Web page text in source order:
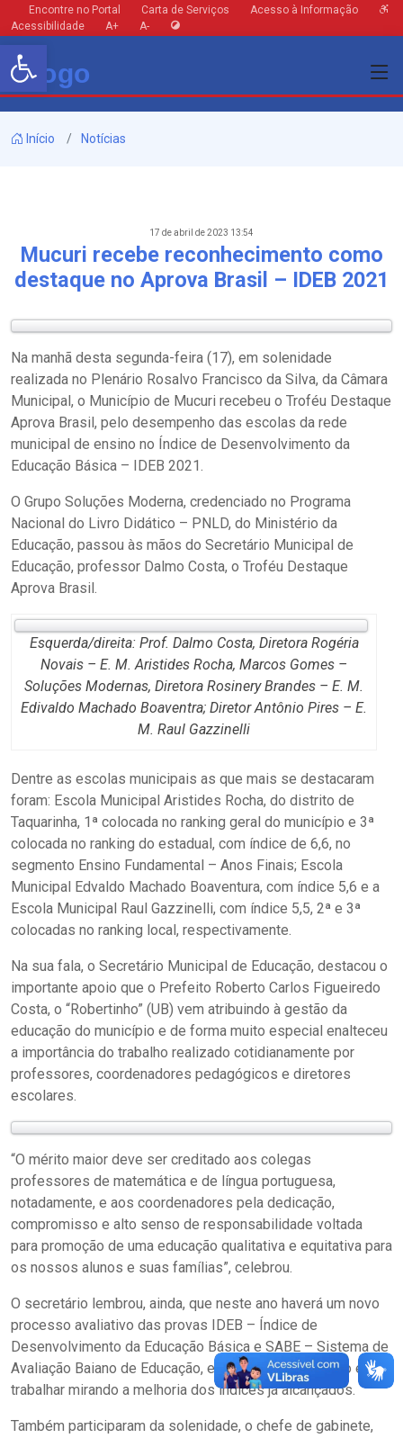
Encontre no Portal Carta de Serviços
Acesso à Informação
Acessibilidade
A+ A-
Início Notícias
17 de abril de 2023 13:54
Mucuri recebe reconhecimento como
destaque no Aprova Brasil – IDEB 2021
Na manhã desta segunda-feira (17), em solenidade
realizada no Plenário Rosalvo Francisco da Silva, da Câmara
Municipal, o Município de Mucuri recebeu o Troféu Destaque
Aprova Brasil, pelo desempenho das escolas da rede
municipal de ensino no Índice de Desenvolvimento da
Educação Básica – IDEB 2021.
O Grupo Soluções Moderna, credenciado no Programa
Nacional do Livro Didático – PNLD, do Ministério da
Educação, passou às mãos do Secretário Municipal de
Educação, professor Dalmo Costa, o Troféu Destaque
Aprova Brasil.
Esquerda/direita: Prof. Dalmo Costa, Diretora Rogéria
Novais – E. M. Aristides Rocha, Marcos Gomes –
Soluções Modernas, Diretora Rosinery Brandes – E. M.
Edivaldo Machado Boaventra; Diretor Antônio Pires – E.
M. Raul Gazzinelli
Dentre as escolas municipais as que mais se destacaram
foram: Escola Municipal Aristides Rocha, do distrito de
Taquarinha, 1ª colocada no ranking geral do município e 3ª
colocada no ranking do estadual, com índice de 6,6, no
segmento Ensino Fundamental – Anos Finais; Escola
Municipal Edvaldo Machado Boaventura, com índice 5,6 e a
Escola Municipal Raul Gazzinelli, com índice 5,5, 2ª e 3ª
colocadas no ranking local, respectivamente.
Na sua fala, o Secretário Municipal de Educação, destacou o
importante apoio que o Prefeito Roberto Carlos Figueiredo
Costa, o “Robertinho” (UB) vem atribuindo à gestão da
educação do município e de forma muito especial enalteceu
a importância do trabalho realizado cotidianamente por
professores, coordenadores pedagógicos e diretores
escolares.
“O mérito maior deve ser creditado aos colegas
professores de matemática e de língua portuguesa,
notadamente, e aos coordenadores pela dedicação,
compromisso e alto senso de responsabilidade voltada
para promoção de uma educação qualitativa e equitativa para
os nossos alunos e suas famílias”, celebrou.
O secretário lembrou, ainda, que neste ano haverá um novo
processo avaliativo das provas IDEB – Índice de
Desenvolvimento da Educação Básica e SABE – Sistema de
Avaliação Baiano de Educação, e que o grande desafio é de
trabalhar mirando a melhoria dos índices já alcançados.
Também participaram da solenidade, o chefe de gabinete,
Barra de Ferramentas Aberta